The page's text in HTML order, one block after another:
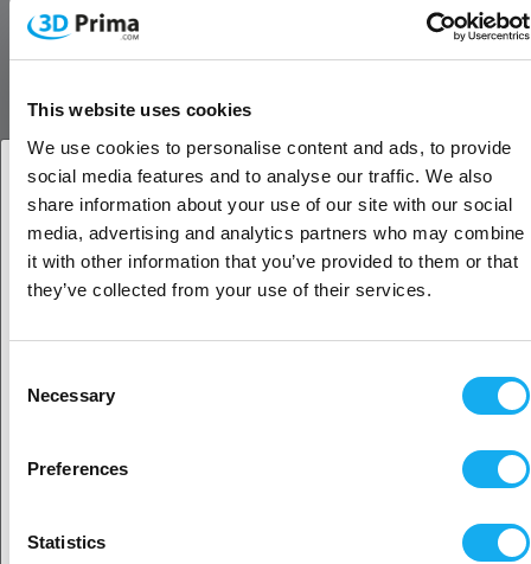
This website uses cookies
We use cookies to personalise content and ads, to provide
social media features and to analyse our traffic. We also
share information about your use of our site with our social
media, advertising and analytics partners who may combine
it with other information that you’ve provided to them or that
they’ve collected from your use of their services.
Selection
Necessary
Preferences
Statistics
Miten tämä toimii?
Toisin kuin aiemmat E3D High-Flow Hotends (Volcano ja
täsmälleen saman muotokertoimen kuin tavalliset E3D Prusa High-
Flow Brass-suuttimet; tämä tarkoittaa, että sinun ei tarvitse säätää jo
olemassa olevia kiinnitys- ja tuuletinkanavistoasetuksia! E3D Prusa
High-Flow Brass -suuttimissa käytetään ainutlaatuista räätälöityä
sisäistä geometriaa pinta-alan lisäämiseksi, mikä parantaa
lämmönsiirtoa filamenttiin.
Yksinkertaistettu suuttimen vaihto
eri kokojen ja materiaalien kokeilemiseen.
Jokaiseen suuttimeen on kaiverrettu sen koko.
Oletko yritys- vai yksityisasiakas?
Yritysasiakas